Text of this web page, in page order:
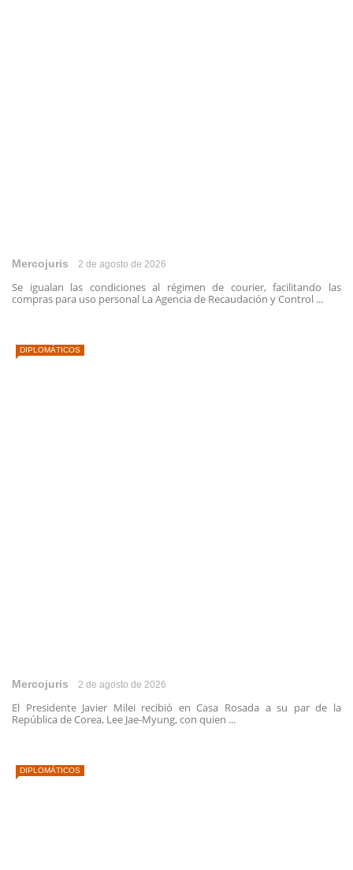
Mercojuris 2 de agosto de 2026
Se igualan las condiciones al régimen de courier, facilitando las
compras para uso personal La Agencia de Recaudación y Control ...
DIPLOMÁTICOS
Mercojuris 2 de agosto de 2026
El Presidente Javier Milei recibió en Casa Rosada a su par de la
República de Corea, Lee Jae-Myung, con quien ...
DIPLOMÁTICOS